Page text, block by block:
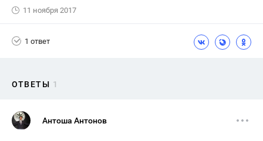
11 ноября 2017
1 ответ
ОТВЕТЫ 1
Антоша Антонов